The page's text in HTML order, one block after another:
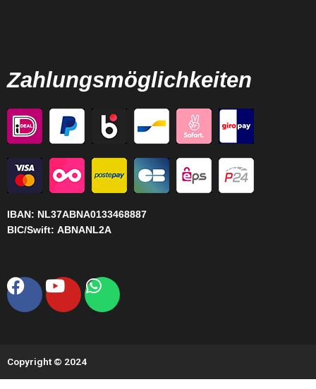
Zahlungsmöglichkeiten
IBAN: NL37ABNA0133468887
BIC/Swift: ABNANL2A
Facebook
YoutubeWhatsapp
Copyright © 2024